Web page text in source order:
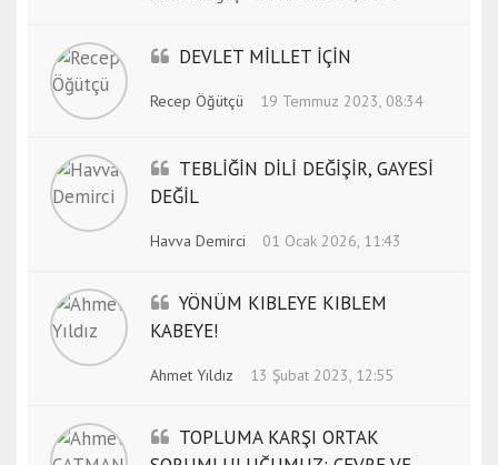
DEVLET MİLLET İÇİN
Recep Öğütçü 19 Temmuz 2023, 08:34
TEBLİĞİN DİLİ DEĞİŞİR, GAYESİ
DEĞİL
Havva Demirci 01 Ocak 2026, 11:43
YÖNÜM KIBLEYE KIBLEM
KABEYE!
Ahmet Yıldız 13 Şubat 2023, 12:55
TOPLUMA KARŞI ORTAK